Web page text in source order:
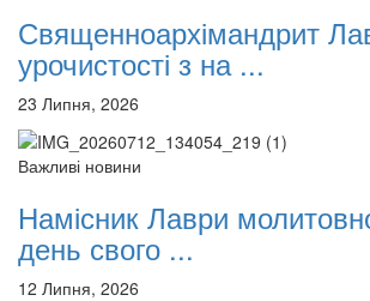
Священноархімандрит
урочистості з на ...
23 Липня, 2026
Важливі новини
Намісник Лаври
день свого ...
12 Липня, 2026